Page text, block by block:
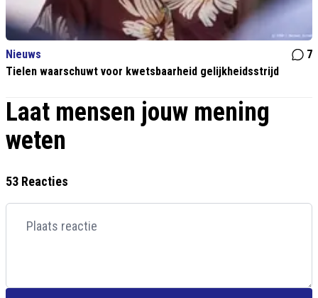
Nieuws
7
Tielen waarschuwt voor kwetsbaarheid gelijkheidsstrijd
Laat mensen jouw mening
weten
53 Reacties